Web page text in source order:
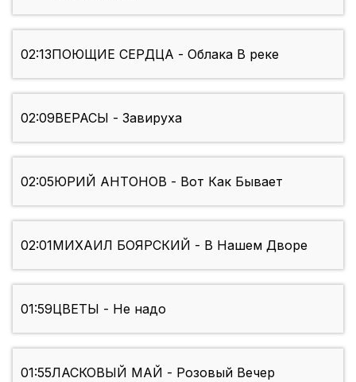
02:13ПОЮЩИЕ СЕРДЦА - Облака В реке
02:09ВЕРАСЫ - Завируха
02:05ЮРИЙ АНТОНОВ - Вот Как Бывает
02:01МИХАИЛ БОЯРСКИЙ - В Нашем Дворе
01:59ЦВЕТЫ - Не надо
01:55ЛАСКОВЫЙ МАЙ - Розовый Вечер